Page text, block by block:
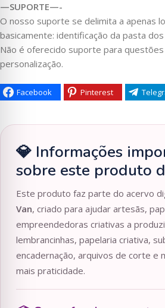
—SUPORTE—-
O nosso suporte se delimita a apenas
basicamente: identificação da pasta
Não é oferecido suporte para questões
personalização.
Facebook Pinterest
💎 Informações
sobre este produto
Este produto faz parte do acervo
Van, criado para ajudar artesãs,
empreendedoras criativas a
lembrancinhas, papelaria criativa,
encadernação, arquivos de corte e
mais praticidade.